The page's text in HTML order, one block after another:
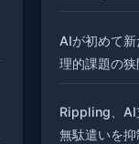
AIが初めて
理的課題の
Rippling、AI
無駄遣いを